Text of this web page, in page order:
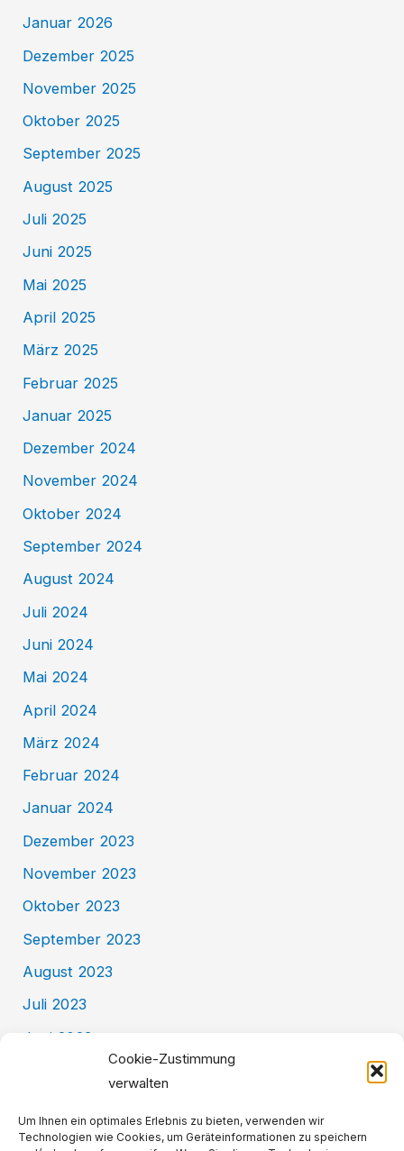
Cookie-Zustimmung
verwalten
Um Ihnen ein optimales Erlebnis zu bieten, verwenden wir
Technologien wie Cookies, um Geräteinformationen zu speichern
Januar 2026
Dezember 2025
November 2025
Oktober 2025
September 2025
August 2025
Juli 2025
Juni 2025
Mai 2025
April 2025
März 2025
Februar 2025
Januar 2025
Dezember 2024
November 2024
Oktober 2024
September 2024
August 2024
Juli 2024
Juni 2024
Mai 2024
April 2024
März 2024
Februar 2024
Januar 2024
Dezember 2023
November 2023
Oktober 2023
September 2023
August 2023
Juli 2023
Juni 2023
Kategorien